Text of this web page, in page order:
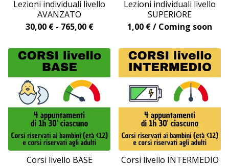
Lezioni individuali livello
AVANZATO
30,00 €- 765,00 €
Lezioni individuali livello
SUPERIORE
1,00 €/ Coming soon
Corsi livello BASE
Corsi livello INTERMEDIO